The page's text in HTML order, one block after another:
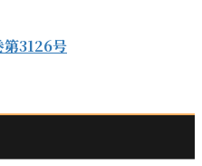
3126号